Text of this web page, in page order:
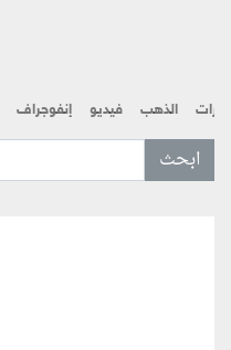
إنفوجراف فيديو الذهب